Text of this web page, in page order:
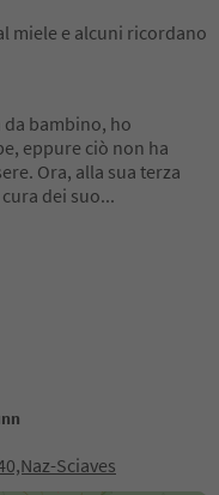
miele e alcuni ricordano
bambino, ho
eppure ciò non ha
Ora, alla sua terza
dei suo...
Sciaves